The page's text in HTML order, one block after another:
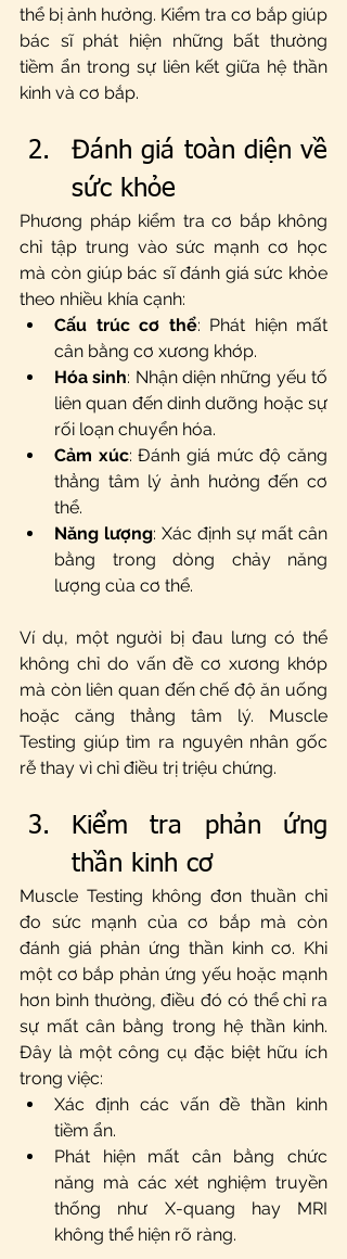
thể bị ảnh hưởng. Kiểm tra cơ bắp giúp
bác sĩ phát hiện những bất thường
tiềm ẩn trong sự liên kết giữa hệ thần
kinh và cơ bắp.
Đánh giá toàn diện về
sức khỏe
Phương pháp kiểm tra cơ bắp không
chỉ tập trung vào sức mạnh cơ học
mà còn giúp bác sĩ đánh giá sức khỏe
theo nhiều khía cạnh:
Cấu trúc cơ thể: Phát hiện mất
cân bằng cơ xương khớp.
Hóa sinh: Nhận diện những yếu tố
liên quan đến dinh dưỡng hoặc sự
rối loạn chuyển hóa.
Cảm xúc: Đánh giá mức độ căng
thẳng tâm lý ảnh hưởng đến cơ
thể.
Năng lượng: Xác định sự mất cân
bằng trong dòng chảy năng
lượng của cơ thể.
Ví dụ, một người bị đau lưng có thể
không chỉ do vấn đề cơ xương khớp
mà còn liên quan đến chế độ ăn uống
hoặc căng thẳng tâm lý. Muscle
Testing giúp tìm ra nguyên nhân gốc
rễ thay vì chỉ điều trị triệu chứng.
Kiểm tra phản ứng
thần kinh cơ
Muscle Testing không đơn thuần chỉ
đo sức mạnh của cơ bắp mà còn
đánh giá phản ứng thần kinh cơ. Khi
một cơ bắp phản ứng yếu hoặc mạnh
hơn bình thường, điều đó có thể chỉ ra
sự mất cân bằng trong hệ thần kinh.
Đây là một công cụ đặc biệt hữu ích
trong việc:
Xác định các vấn đề thần kinh
tiềm ẩn.
Phát hiện mất cân bằng chức
năng mà các xét nghiệm truyền
thống như X-quang hay MRI
không thể hiện rõ ràng.